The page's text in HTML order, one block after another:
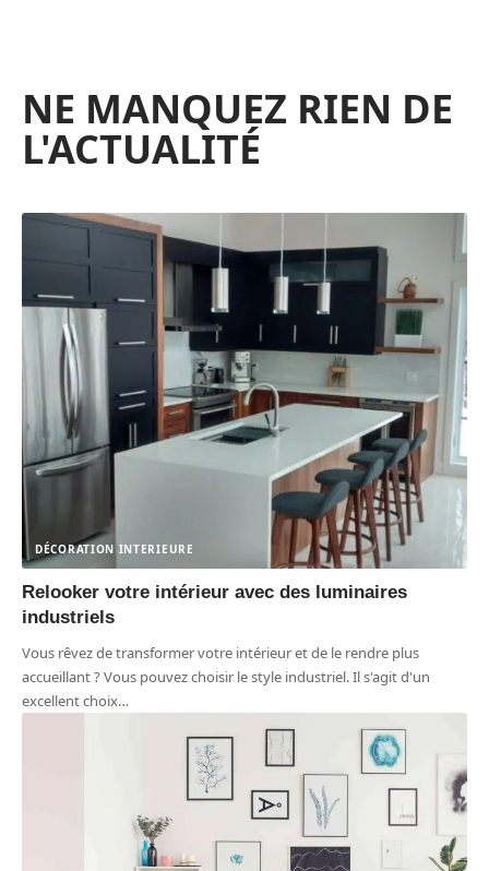
NE MANQUEZ RIEN DE
L'ACTUALITÉ
DÉCORATION INTERIEURE
Relooker votre intérieur avec des luminaires
industriels
Vous rêvez de transformer votre intérieur et de le rendre plus
accueillant ? Vous pouvez choisir le style industriel. Il s'agit d'un
excellent choix…